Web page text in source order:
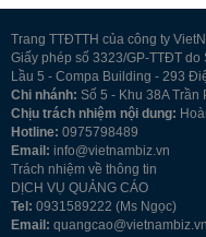
Trang TTĐTTH của công ty
Giấy phép số 3323/GP-TTĐT do
Lầu 5 - Compa Building - 293
Chi nhánh: Số 5 - Khu 38A Trần
Chịu trách nhiệm nội dung:
Hotline: 0975798489
Email: info@vietnambiz.vn
Trách nhiệm về thông tin
DỊCH VỤ QUẢNG CÁO
Tel: 0931589222 (Ms Ngọc)
Email: quangcao@vietnambiz.vn